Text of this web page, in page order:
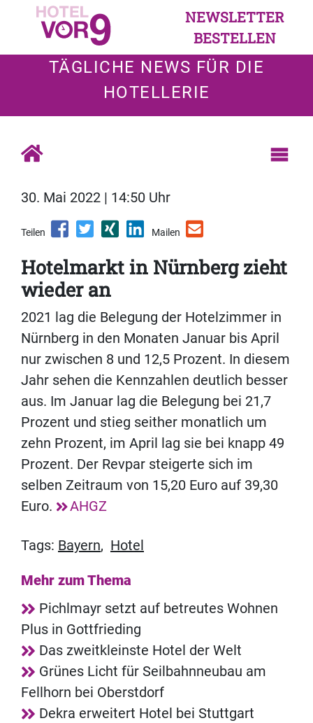
NEWSLETTER
BESTELLEN
TÄGLICHE NEWS FÜR DIE
HOTELLERIE
30. Mai 2022 | 14:50 Uhr
Teilen Mailen
Hotelmarkt in Nürnberg zieht
wieder an
2021 lag die Belegung der Hotelzimmer in
Nürnberg in den Monaten Januar bis April
nur zwischen 8 und 12,5 Prozent. In diesem
Jahr sehen die Kennzahlen deutlich besser
aus. Im Januar lag die Belegung bei 21,7
Prozent und stieg seither monatlich um
zehn Prozent, im April lag sie bei knapp 49
Prozent. Der Revpar steigerte sich im
selben Zeitraum von 15,20 Euro auf 39,30
Euro.
AHGZ
Tags: Bayern, Hotel
Mehr zum Thema
Pichlmayr setzt auf betreutes Wohnen
Plus in Gottfrieding
Das zweitkleinste Hotel der Welt
Grünes Licht für Seilbahnneubau am
Fellhorn bei Oberstdorf
Dekra erweitert Hotel bei Stuttgart